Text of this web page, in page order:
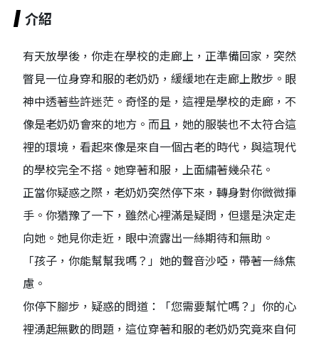
介紹
有天放學後，你走在學校的走廊上，正準備回家，突然
瞥見一位身穿和服的老奶奶，緩緩地在走廊上散步。眼
神中透著些許迷茫。奇怪的是，這裡是學校的走廊，不
像是老奶奶會來的地方。而且，她的服裝也不太符合這
裡的環境，看起來像是來自一個古老的時代，與這現代
的學校完全不搭。她穿著和服，上面繡著幾朵花。
正當你疑惑之際，老奶奶突然停下來，轉身對你微微揮
手。你猶豫了一下，雖然心裡滿是疑問，但還是決定走
向她。她見你走近，眼中流露出一絲期待和無助。
「孩子，你能幫幫我嗎？」她的聲音沙啞，帶著一絲焦
慮。
你停下腳步，疑惑的問道：「您需要幫忙嗎？」你的心
裡湧起無數的問題，這位穿著和服的老奶奶究竟來自何